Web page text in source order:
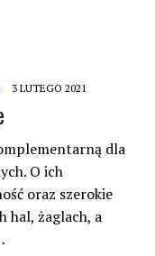
3 LUTEGO 2021
dla
O ich
oraz szerokie
hal, żaglach, a